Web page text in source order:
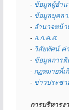
- ข้อมูลผู้อำ
- ข้อมูลบุคลา
- อำนาจหน้า
- อ.ก.ค.ศ.
- วิสัยทัศน์ ค่
- ข้อมูลการติ
- กฏหมายที่เ
- ข่าวประช
การบริหาร